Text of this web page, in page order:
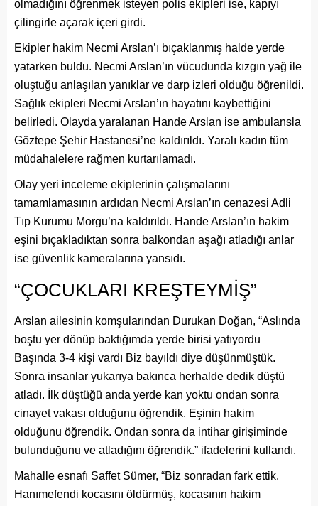
olmadığını öğrenmek isteyen polis ekipleri ise, kapıyı
çilingirle açarak içeri girdi.
Ekipler hakim Necmi Arslan’ı bıçaklanmış halde yerde
yatarken buldu. Necmi Arslan’ın vücudunda kızgın yağ ile
oluştuğu anlaşılan yanıklar ve darp izleri olduğu öğrenildi.
Sağlık ekipleri Necmi Arslan’ın hayatını kaybettiğini
belirledi. Olayda yaralanan Hande Arslan ise ambulansla
Göztepe Şehir Hastanesi’ne kaldırıldı. Yaralı kadın tüm
müdahalelere rağmen kurtarılamadı.
Olay yeri inceleme ekiplerinin çalışmalarını
tamamlamasının ardıdan Necmi Arslan’ın cenazesi Adli
Tıp Kurumu Morgu’na kaldırıldı. Hande Arslan’ın hakim
eşini bıçakladıktan sonra balkondan aşağı atladığı anlar
ise güvenlik kameralarına yansıdı.
“ÇOCUKLARI KREŞTEYMİŞ”
Arslan ailesinin komşularından Durukan Doğan, “Aslında
boştu yer dönüp baktığımda yerde birisi yatıyordu
Başında 3-4 kişi vardı Biz bayıldı diye düşünmüştük.
Sonra insanlar yukarıya bakınca herhalde dedik düştü
atladı. İlk düştüğü anda yerde kan yoktu ondan sonra
cinayet vakası olduğunu öğrendik. Eşinin hakim
olduğunu öğrendik. Ondan sonra da intihar girişiminde
bulunduğunu ve atladığını öğrendik.” ifadelerini kullandı.
Mahalle esnafı Saffet Sümer, “Biz sonradan fark ettik.
Hanımefendi kocasını öldürmüş, kocasının hakim